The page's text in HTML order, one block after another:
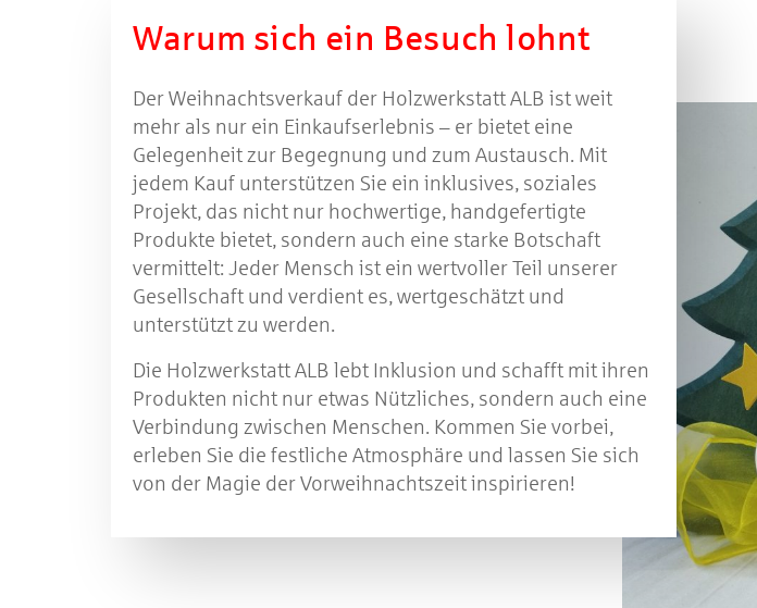
Warum sich ein Besuch lohnt
Der Weihnachtsverkauf der Holzwerkstatt ALB ist weit
mehr als nur ein Einkaufserlebnis – er bietet eine
Gelegenheit zur Begegnung und zum Austausch. Mit
jedem Kauf unterstützen Sie ein inklusives, soziales
Projekt, das nicht nur hochwertige, handgefertigte
Produkte bietet, sondern auch eine starke Botschaft
vermittelt: Jeder Mensch ist ein wertvoller Teil unserer
Gesellschaft und verdient es, wertgeschätzt und
unterstützt zu werden.
Die Holzwerkstatt ALB lebt Inklusion und schafft mit ihren
Produkten nicht nur etwas Nützliches, sondern auch eine
Verbindung zwischen Menschen. Kommen Sie vorbei,
erleben Sie die festliche Atmosphäre und lassen Sie sich
von der Magie der Vorweihnachtszeit inspirieren!